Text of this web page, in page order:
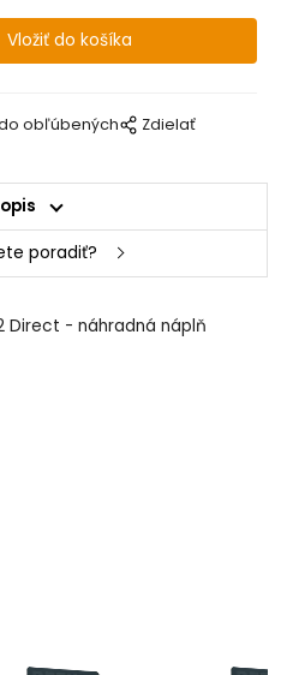
obľúbených Zdielať
poradiť?
Direct - náhradná náplň